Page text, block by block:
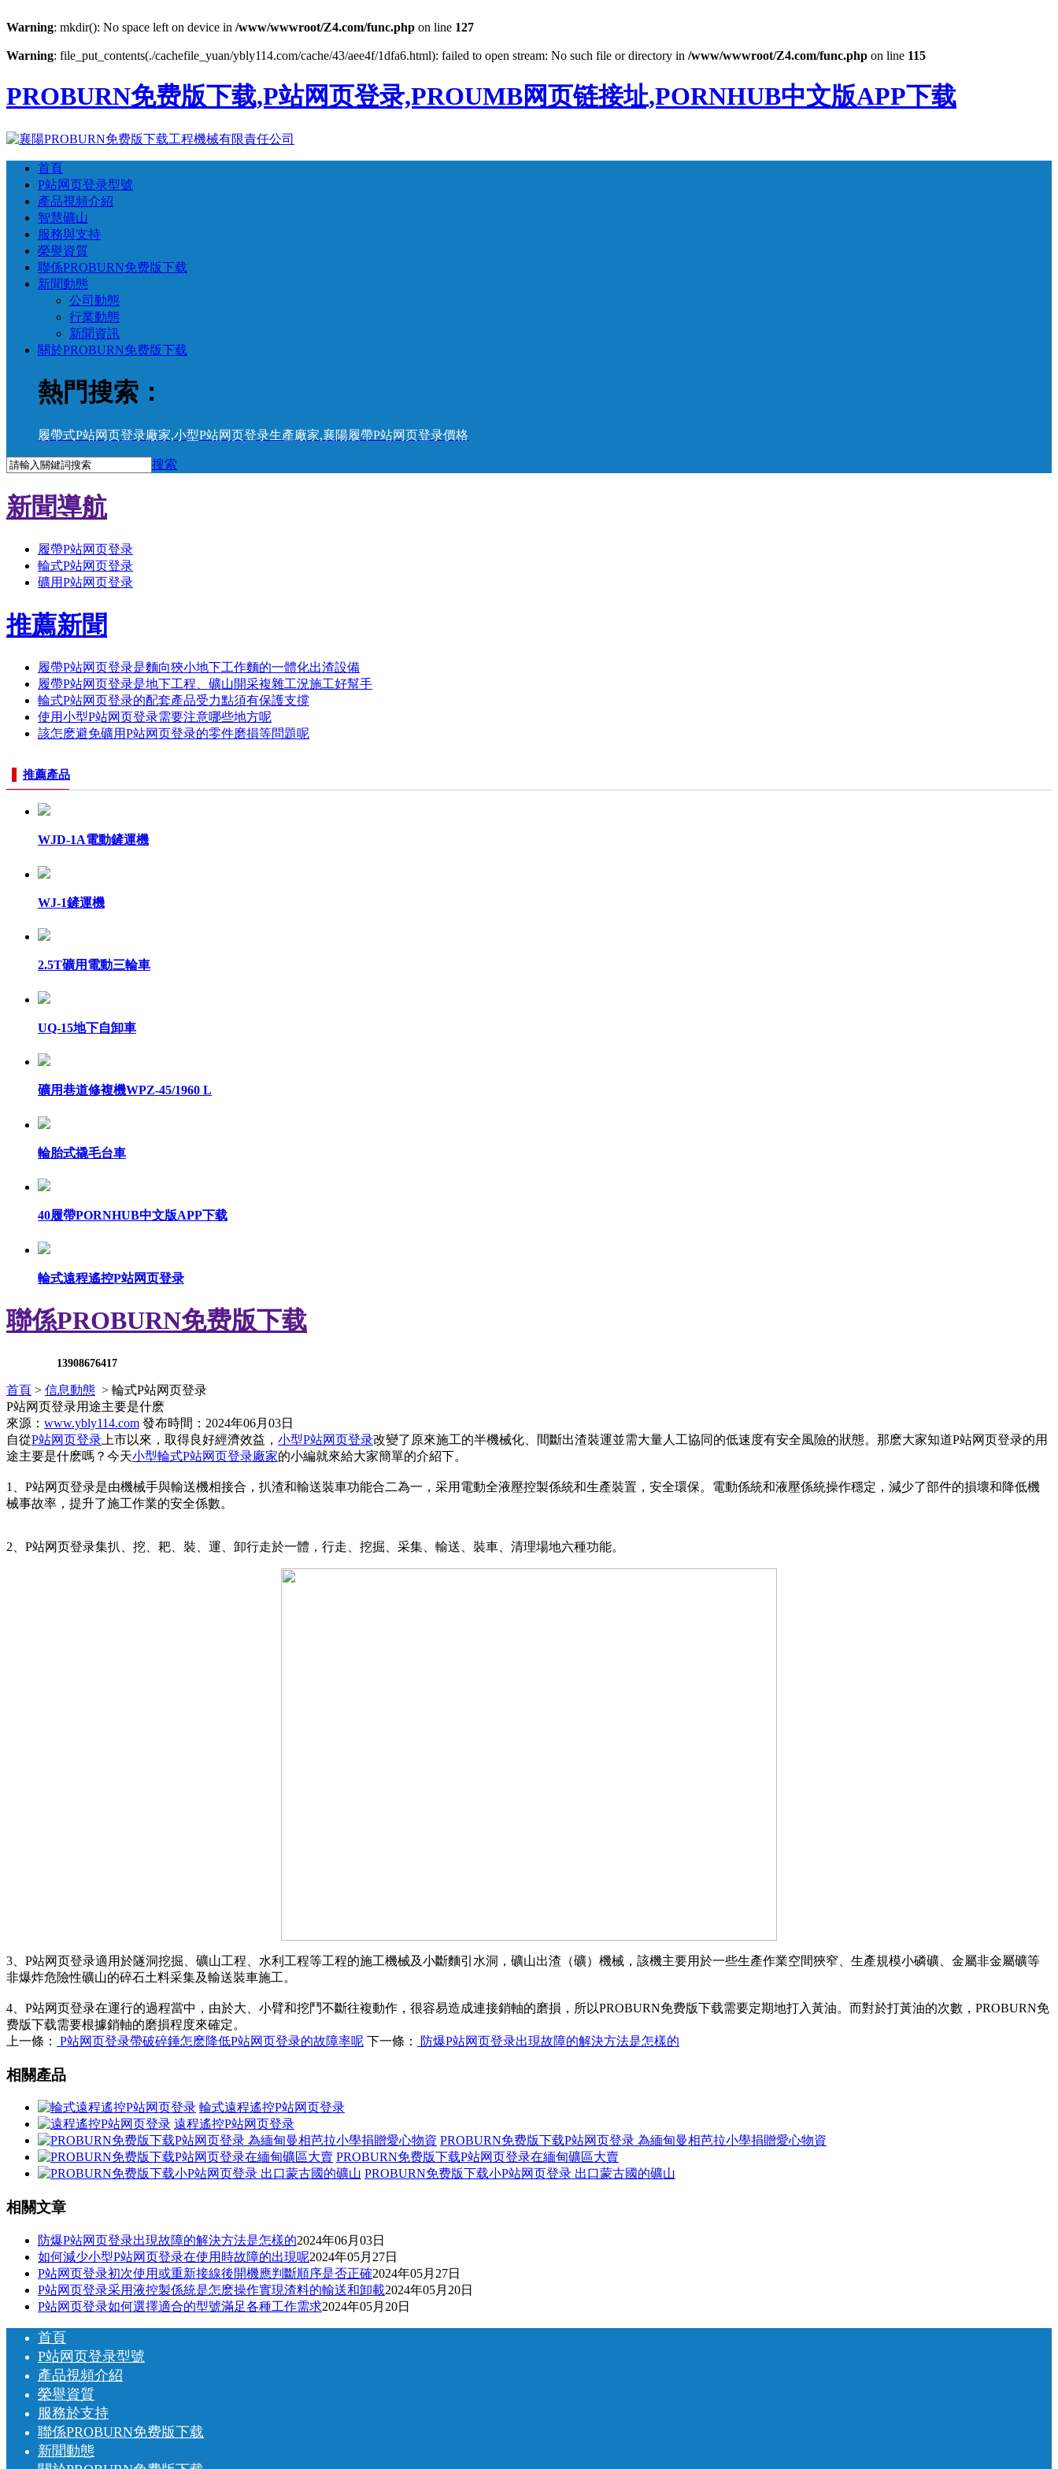
Warning: mkdir(): No space left on device in /www/wwwroot/Z4.com/func.php on line 127
Warning: file_put_contents(./cachefile_yuan/ybly114.com/cache/43/aee4f/1dfa6.html): failed to open stream: No such file or directory in /www/wwwroot/Z4.com/func.php on line 115
PROBURN免费版下载,P站网页登录,PROUMB网页链接址,PORNHUB中文版APP下载
首頁
P站网页登录型號
產品視頻介紹
智慧礦山
服務與支持
榮譽資質
聯係PROBURN免费版下载
新聞動態
公司動態
行業動態
新聞資訊
關於PROBURN免费版下载
熱門搜索：
履帶式P站网页登录廠家,小型P站网页登录生產廠家,襄陽履帶P站网页登录價格
搜索
新聞導航
履帶P站网页登录
輪式P站网页登录
礦用P站网页登录
推薦新聞
履帶P站网页登录是麵向狹小地下工作麵的一體化出渣設備
履帶P站网页登录是地下工程、礦山開采複雜工況施工好幫手
輪式P站网页登录的配套產品受力點須有保護支撐
使用小型P站网页登录需要注意哪些地方呢
該怎麽避免礦用P站网页登录的零件磨損等問題呢
推薦產品
WJD-1A電動鏟運機
WJ-1鏟運機
2.5T礦用電動三輪車
UQ-15地下自卸車
礦用巷道修複機WPZ-45/1960 L
輪胎式撬毛台車
40履帶PORNHUB中文版APP下载
輪式遠程遙控P站网页登录
聯係PROBURN免费版下载
13908676417
首頁 > 信息動態 > 輪式P站网页登录
P站网页登录用途主要是什麽
來源： www.ybly114.com 發布時間：2024年06月03日
自從P站网页登录 上市以來，取得良好經濟效益， 小型P站网页登录改變了原來施工的半機械化、間斷出渣裝運並需大量人工協同的低速度有安全風險的狀態。那麽大家知道P站网页登录的用
途主要是什麽嗎？今天小型輪式P站网页登录廠家的小編就來給大家簡單的介紹下。
1、P站网页登录是由機械手與輸送機相接合，扒渣和輸送裝車功能合二為一，采用電動全液壓控製係統和生產裝置，安全環保。電動係統和液壓係統操作穩定，減少了部件的損壞和降低機
械事故率，提升了施工作業的安全係數。
2、P站网页登录集扒、挖、耙、裝、運、卸行走於一體，行走、挖掘、采集、輸送、裝車、清理場地六種功能。
3、P站网页登录適用於隧洞挖掘、礦山工程、水利工程等工程的施工機械及小斷麵引水洞，礦山出渣（礦）機械，該機主要用於一些生產作業空間狹窄、生產規模小磷礦、金屬非金屬礦等
非爆炸危險性礦山的碎石土料采集及輸送裝車施工。
4、P站网页登录在運行的過程當中，由於大、小臂和挖鬥不斷往複動作，很容易造成連接銷軸的磨損，所以PROBURN免费版下载需要定期地打入黃油。而對於打黃油的次數，PROBURN免
费版下载需要根據銷軸的磨損程度來確定。
上一條：
P站网页登录帶破碎錘怎麽降低P站网页登录的故障率呢 下一條： 防爆P站网页登录出現故障的解決方法是怎樣的
相關產品
輪式遠程遙控P站网页登录
遠程遙控P站网页登录
PROBURN免费版下载P站网页登录 為緬甸曼相芭拉小學捐贈愛心物資
PROBURN免费版下载P站网页登录在緬甸礦區大賣
PROBURN免费版下载小P站网页登录 出口蒙古國的礦山
相關文章
防爆P站网页登录出現故障的解決方法是怎樣的2024年06月03日
如何減少小型P站网页登录在使用時故障的出現呢2024年05月27日
P站网页登录初次使用或重新接線後開機應判斷順序是否正確2024年05月27日
P站网页登录采用液控製係統是怎麽操作實現渣料的輸送和卸載2024年05月20日
P站网页登录如何選擇適合的型號滿足各種工作需求2024年05月20日
首頁
P站网页登录型號
產品視頻介紹
榮譽資質
服務於支持
聯係PROBURN免费版下载
新聞動態